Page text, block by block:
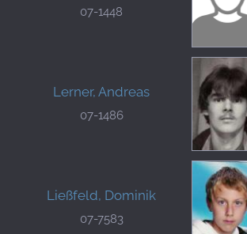
07-1448
Lerner, Andreas
07-1486
Ließfeld, Dominik
07-7583